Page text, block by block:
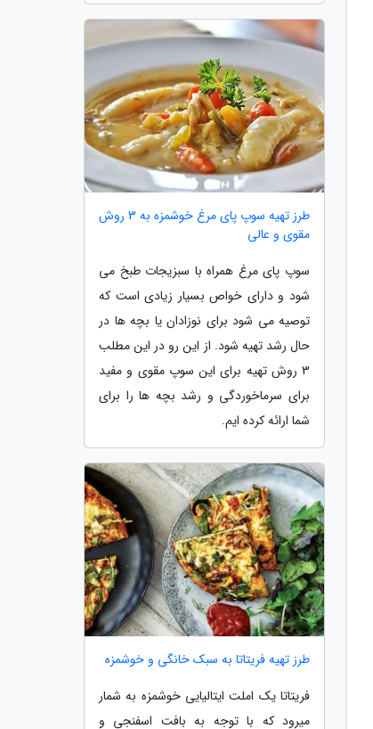
طرز تهیه سوپ پای مرغ خوشمزه به 3 روش
مقوی و عالی
سوپ پای مرغ همراه با سبزیجات طبخ می
شود و دارای خواص بسیار زیادی است که
توصیه می شود برای نوزادان یا بچه ها در
حال رشد تهیه شود. از این رو در این مطلب
3 روش تهیه برای این سوپ مقوی و مفید
برای سرماخوردگی و رشد بچه ها را برای
شما ارائه کرده ایم.
طرز تهیه فریتاتا به سبک خانگی و خوشمزه
فریتاتا یک املت ایتالیایی خوشمزه به شمار
میرود که با توجه به بافت اسفنجی و